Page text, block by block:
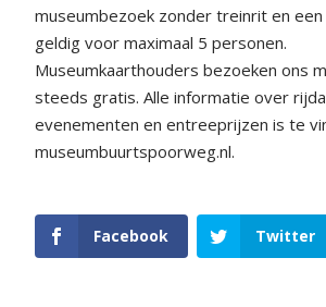
museumbezoek zonder treinrit en een
geldig voor maximaal 5 personen.
Museumkaarthouders bezoeken ons
steeds gratis. Alle informatie over
evenementen en entreeprijzen is te
museumbuurtspoorweg.nl.
Facebook Twitter